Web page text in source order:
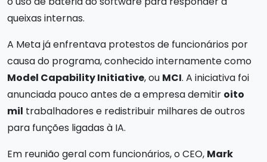
queixas internas.
A Meta já enfrentava protestos de funcionários por
causa do programa, conhecido internamente como
Model Capability Initiative, ou MCI. A iniciativa foi
anunciada pouco antes de a empresa demitir oito
mil trabalhadores e redistribuir milhares de outros
para funções ligadas à IA.
Em reunião geral com funcionários, o CEO, Mark